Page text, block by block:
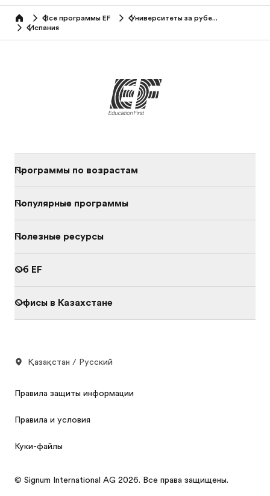
home Все программы EF
Университеты за рубежом
Испания
Программы по возрастам
Популярные программы
Полезные ресурсы
Об EF
Офисы в Казахстане
Қазақстан / Русский
Правила защиты информации
Правила и условия
Куки-файлы
© Signum International AG 2026. Все права защищены.